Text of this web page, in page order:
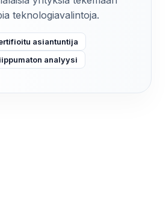
teknologiavalintoja.
asiantuntija
analyysi